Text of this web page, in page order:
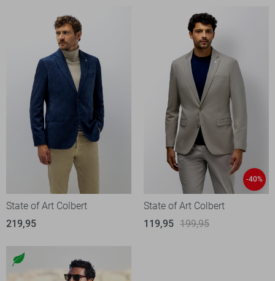
State of Art Colbert
219,95
-40%
State of Art Colbert
119,95 199,95